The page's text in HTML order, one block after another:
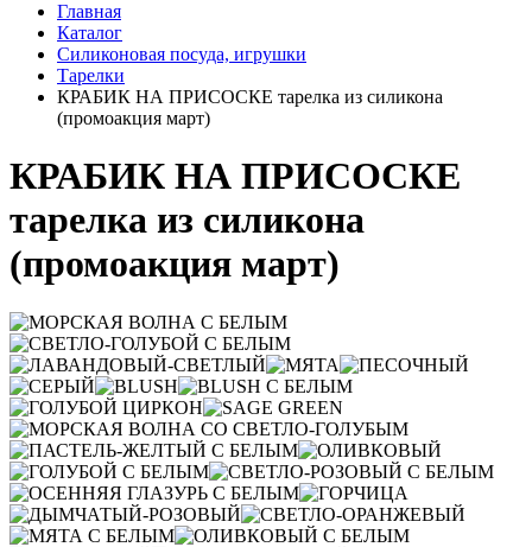
Главная
Каталог
Силиконовая посуда, игрушки
Тарелки
КРАБИК НА ПРИСОСКЕ тарелка из силикона
(промоакция март)
КРАБИК НА ПРИСОСКЕ
тарелка из силикона
(промоакция март)